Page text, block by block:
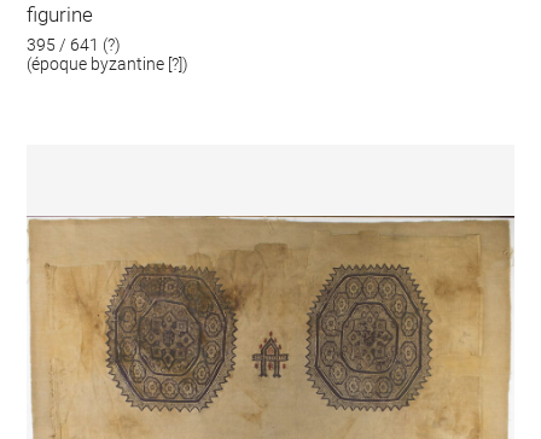
figurine
395 / 641 (?)
(époque byzantine [?])